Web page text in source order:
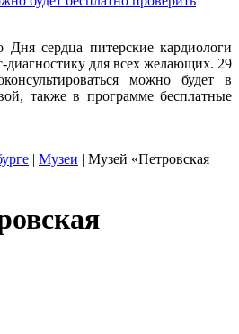
Дня сердца питерские кардиологи
диагностику для всех желающих. 29
можно будет в
также в программе бесплатные
| Музеи | Музей «Петровская